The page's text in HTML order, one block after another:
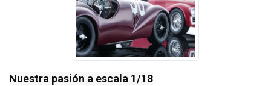
Nuestra pasión a escala 1/18